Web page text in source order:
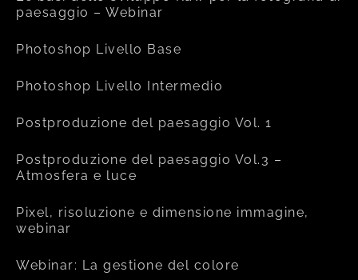
paesaggio – Webinar
Photoshop Livello Base
Photoshop Livello Intermedio
Postproduzione del paesaggio Vol. 1
Postproduzione del paesaggio Vol.3 –
Atmosfera e luce
Pixel, risoluzione e dimensione immagine,
webinar
Webinar: La gestione del colore